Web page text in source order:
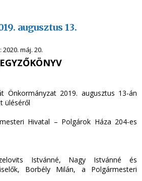
augusztus 13.
2020. máj. 20.
Önkormányzat 2019. augusztus 13-án
üléséről
Hivatal – Polgárok Háza 204-es
Istvánné, Nagy Istvánné és
Borbély Milán, a Polgármesteri